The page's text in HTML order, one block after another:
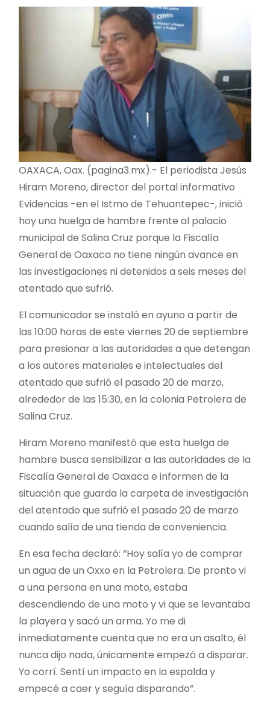
OAXACA, Oax. (pagina3.mx).- El periodista Jesús
Hiram Moreno, director del portal informativo
Evidencias -en el Istmo de Tehuantepec-, inició
hoy una huelga de hambre frente al palacio
municipal de Salina Cruz porque la Fiscalía
General de Oaxaca no tiene ningún avance en
las investigaciones ni detenidos a seis meses del
atentado que sufrió.
El comunicador se instaló en ayuno a partir de
las 10:00 horas de este viernes 20 de septiembre
para presionar a las autoridades a que detengan
a los autores materiales e intelectuales del
atentado que sufrió el pasado 20 de marzo,
alrededor de las 15:30, en la colonia Petrolera de
Salina Cruz.
Hiram Moreno manifestó que esta huelga de
hambre busca sensibilizar a las autoridades de la
Fiscalía General de Oaxaca e informen de la
situación que guarda la carpeta de investigación
del atentado que sufrió el pasado 20 de marzo
cuando salía de una tienda de conveniencia.
En esa fecha declaró: “Hoy salía yo de comprar
un agua de un Oxxo en la Petrolera. De pronto vi
a una persona en una moto, estaba
descendiendo de una moto y vi que se levantaba
la playera y sacó un arma. Yo me di
inmediatamente cuenta que no era un asalto, él
nunca dijo nada, únicamente empezó a disparar.
Yo corrí. Sentí un impacto en la espalda y
empecé a caer y seguía disparando”.